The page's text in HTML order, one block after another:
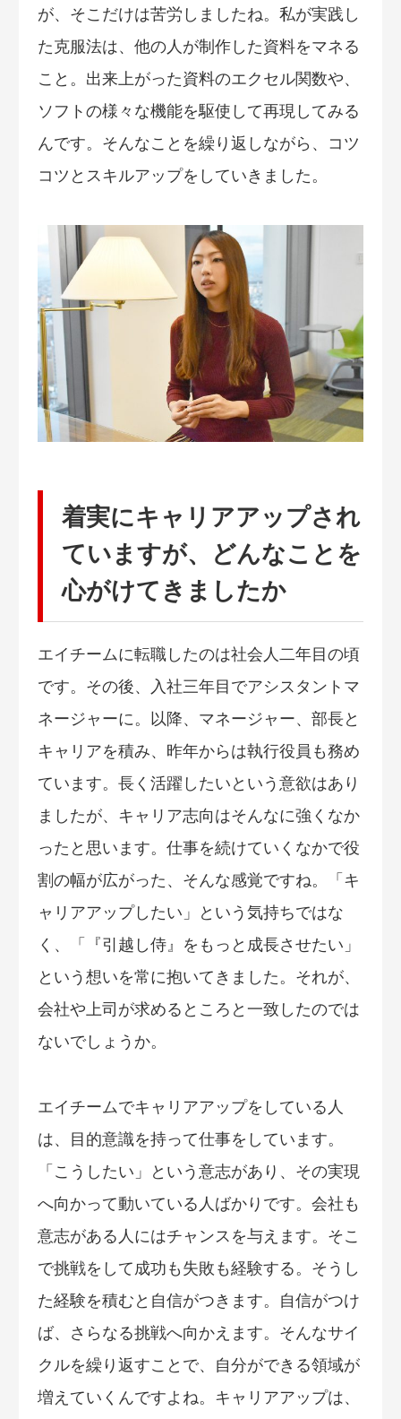
が、そこだけは苦労しましたね。私が実践し
た克服法は、他の人が制作した資料をマネる
こと。出来上がった資料のエクセル関数や、
ソフトの様々な機能を駆使して再現してみる
んです。そんなことを繰り返しながら、コツ
コツとスキルアップをしていきました。
着実にキャリアアップされ
ていますが、どんなことを
心がけてきましたか
エイチームに転職したのは社会人二年目の頃
です。その後、入社三年目でアシスタントマ
ネージャーに。以降、マネージャー、部長と
キャリアを積み、昨年からは執行役員も務め
ています。長く活躍したいという意欲はあり
ましたが、キャリア志向はそんなに強くなか
ったと思います。仕事を続けていくなかで役
割の幅が広がった、そんな感覚ですね。「キ
ャリアアップしたい」という気持ちではな
く、「『引越し侍』をもっと成長させたい」
という想いを常に抱いてきました。それが、
会社や上司が求めるところと一致したのでは
ないでしょうか。
エイチームでキャリアアップをしている人
は、目的意識を持って仕事をしています。
「こうしたい」という意志があり、その実現
へ向かって動いている人ばかりです。会社も
意志がある人にはチャンスを与えます。そこ
で挑戦をして成功も失敗も経験する。そうし
た経験を積むと自信がつきます。自信がつけ
ば、さらなる挑戦へ向かえます。そんなサイ
クルを繰り返すことで、自分ができる領域が
増えていくんですよね。キャリアアップは、